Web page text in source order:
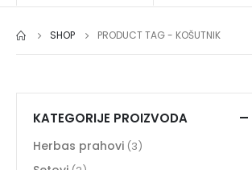
SHOP PRODUCT TAG - KOŠUTNIK
KATEGORIJE PROIZVODA
Herbas prahovi (3)